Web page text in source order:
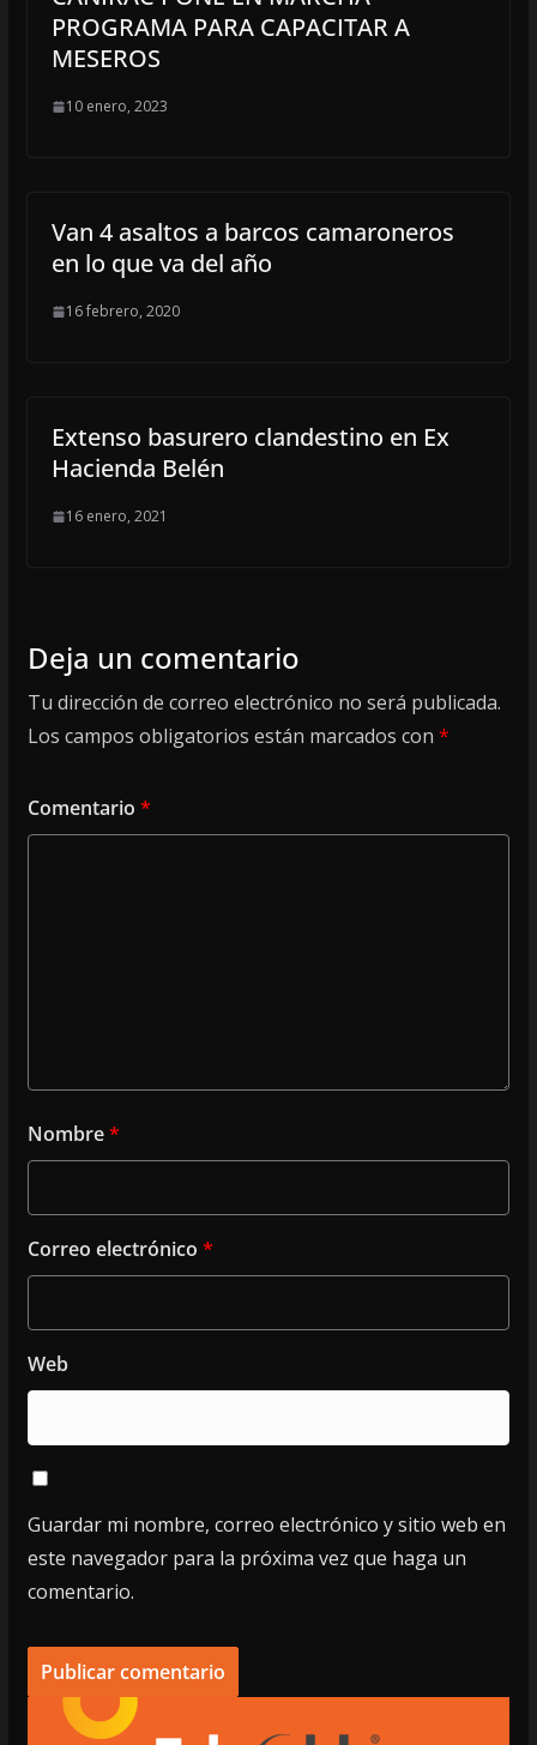
PROGRAMA PARA CAPACITAR A
MESEROS
10 enero, 2023
Van 4 asaltos a barcos camaroneros
en lo que va del año
16 febrero, 2020
Extenso basurero clandestino en Ex
Hacienda Belén
16 enero, 2021
Deja un comentario
Tu dirección de correo electrónico no será publicada.
Los campos obligatorios están marcados con *
Comentario *
Nombre*
Correo electrónico *
Web
Guardar mi nombre, correo electrónico y sitio web en
este navegador para la próxima vez que haga un
comentario.